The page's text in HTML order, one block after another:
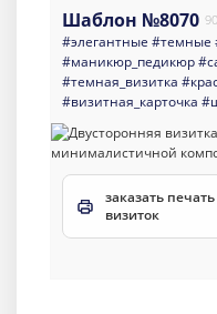
Шаблон №8070
#элегантные #темные
#маникюр_педикюр
#темная_визитка
#визитная_карточка
заказать печать
визиток